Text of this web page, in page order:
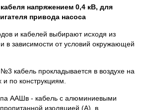
напряжением 0,4 кВ, для
привода насоса
и кабелей выбирают исходя из
в зависимости от условий окружающей
кабель прокладывается в воздухе на
и по конструкциям.
ААШв - кабель с алюминиевыми
изоляцией (А), в